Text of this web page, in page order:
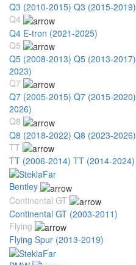
Q3 (2010-2015) Q3 (2015-2019)
Q4
Q4 E-tron (2021-2025)
Q5
Q5 (2008-2013) Q5 (2013-2017)
2023)
Q7
Q7 (2005-2015) Q7 (2015-2020)
2026)
Q8
Q8 (2018-2022) Q8 (2023-2026)
TT
TT (2006-2014) TT (2014-2024)
Bentley
Continental GT
Continental GT (2003-2011)
Flying
Flying Spur (2013-2019)